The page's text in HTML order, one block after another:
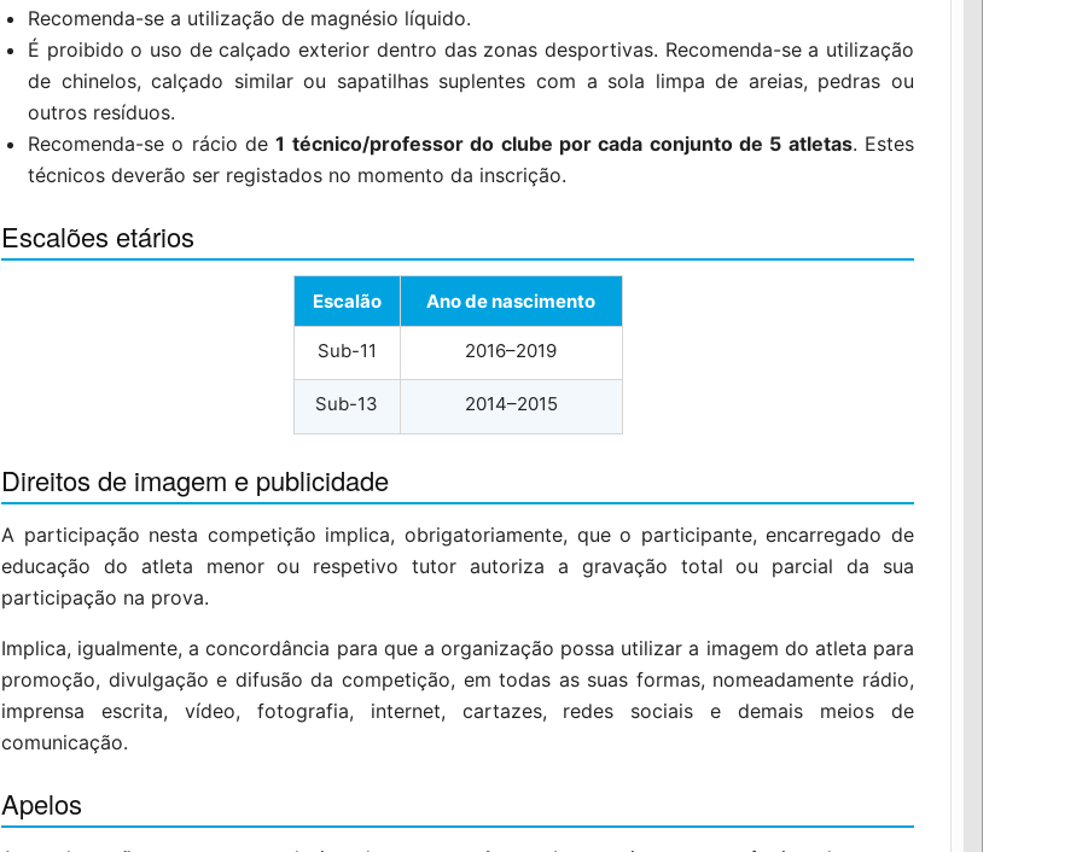
Recomenda-se a utilização de magnésio líquido.
É proibido o uso de calçado exterior dentro das zonas desportivas. Recomenda-se a utilização
de chinelos, calçado similar ou sapatilhas suplentes com a sola limpa de areias, pedras ou
outros resíduos.
Recomenda-se o rácio de1 técnico/professor do clube por cada conjunto de 5 atletas. Estes
técnicos deverão ser registados no momento da inscrição.
Escalões etários
Escalão Ano de nascimento
Sub-11 2016–2019
Sub-13 2014–2015
Direitos de imagem e publicidade
A participação nesta competição implica, obrigatoriamente, que o participante, encarregado de
educação do atleta menor ou respetivo tutor autoriza a gravação total ou parcial da sua
participação na prova.
Implica, igualmente, a concordância para que a organização possa utilizar a imagem do atleta para
promoção, divulgação e difusão da competição, em todas as suas formas, nomeadamente rádio,
imprensa escrita, vídeo, fotografia, internet, cartazes, redes sociais e demais meios de
comunicação.
Apelos